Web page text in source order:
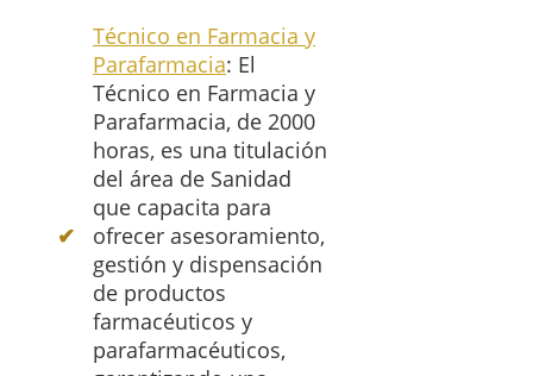
Técnico en Farmacia y
Parafarmacia: El
Técnico en Farmacia y
Parafarmacia, de 2000
horas, es una titulación
del área de Sanidad
que capacita para
ofrecer asesoramiento,
gestión y dispensación
de productos
farmacéuticos y
parafarmacéuticos,